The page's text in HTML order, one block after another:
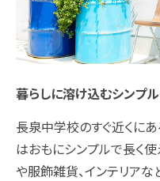
暮らしに溶け込むシンプ
長泉中学校のすぐ近くにあ
はおもにシンプルで長く
や服飾雑貨、インテリアな